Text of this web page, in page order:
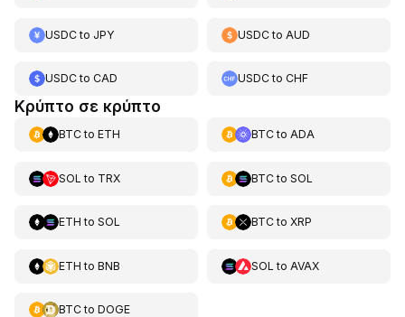
USDCto JPY USDCto AUD
USDCto CAD USDCtoCHF
Κρύπτο σε κρύπτο
BTCto ETH BTCto ADA
SOL to TRX BTCto SOL
ETH to SOL BTCto XRP
ETH to BNB SOL to AVAX
BTCto DOGE